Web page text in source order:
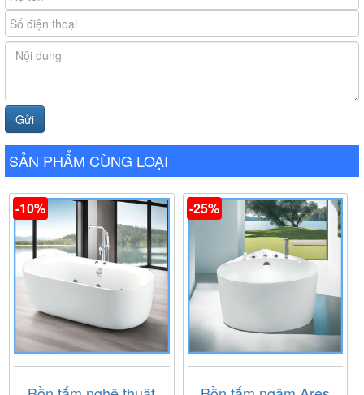
Bồn tắm nghệ thuật Rudi RUB118 là lựa chọn lý tưởng
cho những ai yêu thích sự tinh tế, hiện đại và mong
muốn sở hữu một không gian tắm sang trọng, tiện nghi
ngay tại nhà.
SẢN PHẨM CÙNG LOẠI
-10% -25%